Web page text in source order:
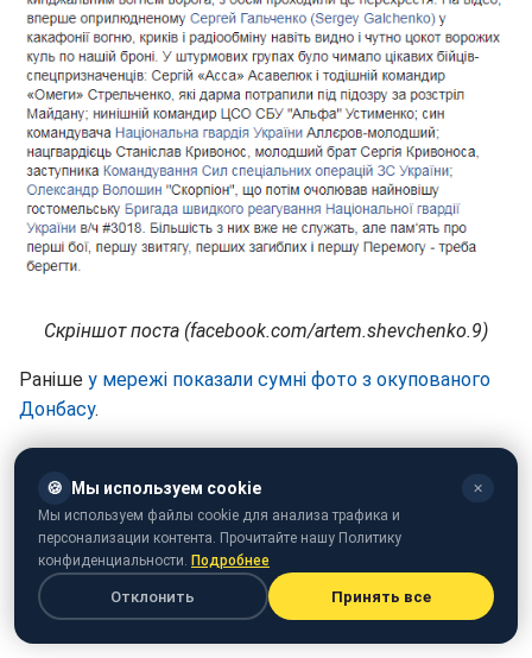
Скріншот поста (facebook.com/artem.shevchenko.9)
Раніше у мережі показали сумні фото з окупованого
Донбасу.
🍪 Мы используем cookie ✕
Мы используем файлы cookie для анализа трафика и
персонализации контента. Прочитайте нашу Политику
конфиденциальности. Подробнее
Отклонить Принять все